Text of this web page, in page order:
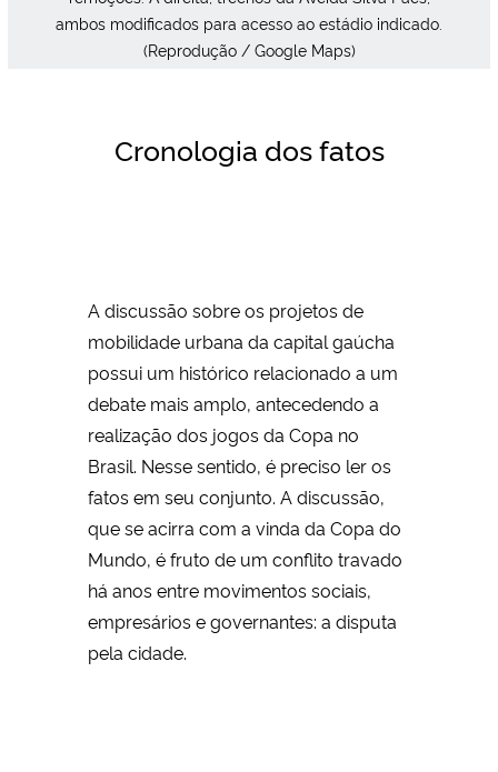
ambos modificados para acesso ao estádio indicado.
(Reprodução / Google Maps)
Cronologia dos fatos
A discussão sobre os projetos de
mobilidade urbana da capital gaúcha
possui um histórico relacionado a um
debate mais amplo, antecedendo a
realização dos jogos da Copa no
Brasil. Nesse sentido, é preciso ler os
fatos em seu conjunto. A discussão,
que se acirra com a vinda da Copa do
Mundo, é fruto de um conflito travado
há anos entre movimentos sociais,
empresários e governantes: a disputa
pela cidade.